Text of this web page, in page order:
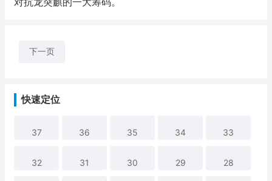
下一页
快速定位
37 36 35 34 33
32 31 30 29 28